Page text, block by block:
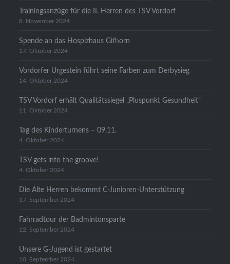
Trainingsanzüge für die II. Herren des TSV Vordorf
8. November 2024
Spende an das Hospizhaus Gifhorn
17. Oktober 2024
Vordorfer Urgestein führt seine Farben zum Derbysieg
14. Oktober 2024
TSV Vordorf erhält Qualitätssiegel „Pluspunkt Gesundheit“
11. Oktober 2024
Tag des Kinderturnens – 09.11.
4. Oktober 2024
TSV gets into the groove!
4. Oktober 2024
Die Alte Herren bekommt C-Junioren-Unterstützung
17. September 2024
Fahrradtour der Badmintonsparte
12. September 2024
Unsere G-Jugend ist gestartet
10. September 2024